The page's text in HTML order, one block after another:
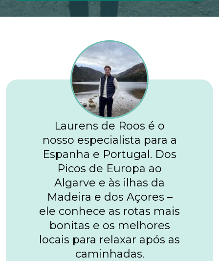
Laurens de Roos é o
nosso especialista para a
Espanha e Portugal. Dos
Picos de Europa ao
Algarve e às ilhas da
Madeira e dos Açores –
ele conhece as rotas mais
bonitas e os melhores
locais para relaxar após as
caminhadas.